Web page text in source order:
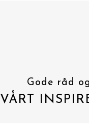
Gode råd